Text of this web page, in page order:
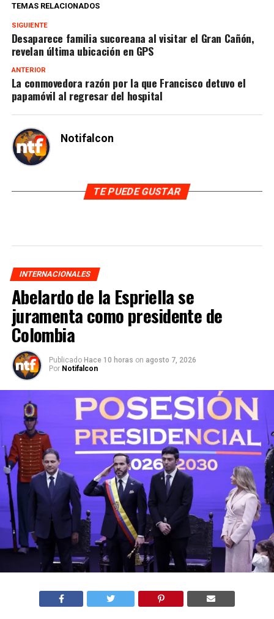
TEMAS RELACIONADOS
SIGUIENTE
Desaparece familia sucoreana al visitar el Gran Cañón,
revelan última ubicación en GPS
ANTERIOR
La conmovedora razón por la que Francisco detuvo el
papamóvil al regresar del hospital
Notifalcon
TE PUEDE GUSTAR
INTERNACIONALES
Abelardo de la Espriella se
juramenta como presidente de
Colombia
Publicado Hace 10 horas on agosto 7, 2026
Por Notifalcon